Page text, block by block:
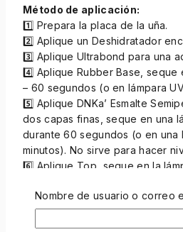
Método de aplicación:
1️⃣ Prepara la placa de la uña.
2️⃣ Aplique un Deshidratador
3️⃣ Aplique Ultrabond para una
4️⃣ Aplique Rubber Base, seque
– 60 segundos (o en lámpara
5️⃣ Aplique DNKa’ Esmalte
dos capas finas, seque en una
durante 60 segundos (o en una
minutos). No sirve para hacer
6️⃣ Aplique Top, seque en la
minutos) para obtener un efecto
perfecto.
Nombre de usuario o correo